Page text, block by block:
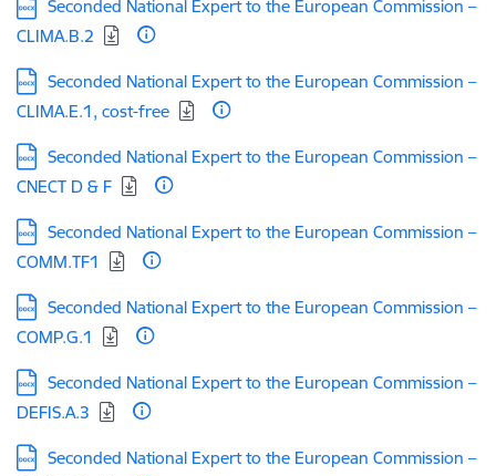
Lejupielādēt:
Seconded National Expert to the European Commission –
CLIMA.B.2
Lejupielādēt:
Seconded National Expert to the European Commission –
CLIMA.E.1, cost-free
Lejupielādēt:
Seconded National Expert to the European Commission –
CNECT D & F
Lejupielādēt:
Seconded National Expert to the European Commission –
COMM.TF1
Lejupielādēt:
Seconded National Expert to the European Commission –
COMP.G.1
Lejupielādēt:
Seconded National Expert to the European Commission –
DEFIS.A.3
Lejupielādēt:
Seconded National Expert to the European Commission –